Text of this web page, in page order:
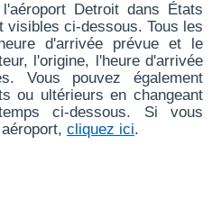
Detroit dans États
visibles ci-dessous. Tous les
d'arrivée prévue et le
l'origine, l'heure d'arrivée
Vous pouvez également
ou ultérieurs en changeant
ci-dessous. Si vous
cliquez ici.